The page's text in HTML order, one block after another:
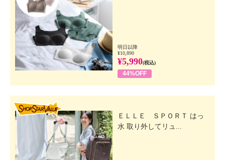
明日以降
¥10,890
¥5,990(税込)
44%OFF
ＥＬＬＥ ＳＰＯＲＴ はっ
水 取り外してリュ...